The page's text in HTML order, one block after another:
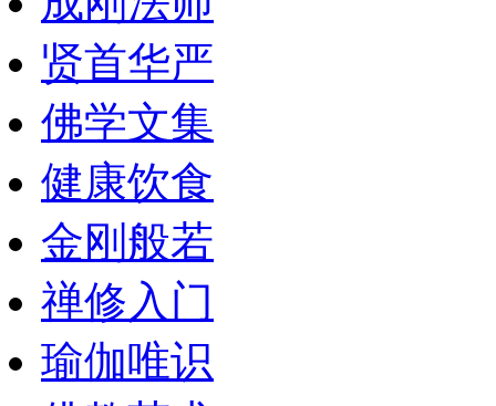
贤首华严
佛学文集
健康饮食
金刚般若
禅修入门
瑜伽唯识